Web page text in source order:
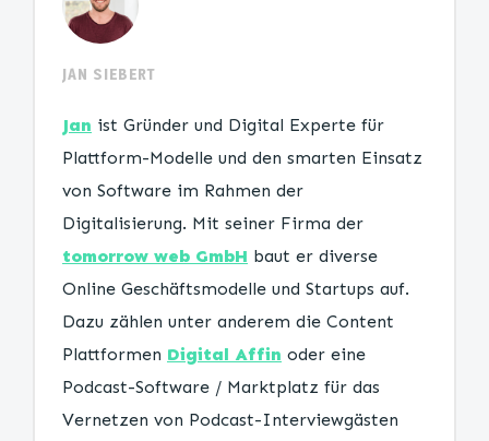
JAN SIEBERT
Jan ist Gründer und Digital Experte für
Plattform-Modelle und den smarten Einsatz
von Software im Rahmen der
Digitalisierung. Mit seiner Firma der
tomorrow web GmbH baut er diverse
Online Geschäftsmodelle und Startups auf.
Dazu zählen unter anderem die Content
Plattformen Digital Affin oder eine
Podcast-Software / Marktplatz für das
Vernetzen von Podcast-Interviewgästen